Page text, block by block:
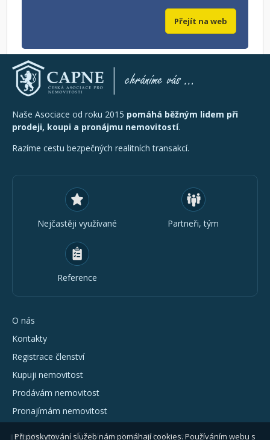
Přejít na web
Naše Asociace od roku 2015 pomáhá běžným lidem při
prodeji, koupi a pronájmu nemovitostí.
Razíme cestu bezpečných realitních transakcí.
Nejčastěji využívané Partneři, tým
Reference
O nás
Kontakty
Registrace členství
Kupuji nemovitost
Prodávám nemovitost
Pronajímám nemovitost
© 2026 - všechna práva vyhrazena
Při poskytování služeb nám pomáhají cookies. Používáním webu s